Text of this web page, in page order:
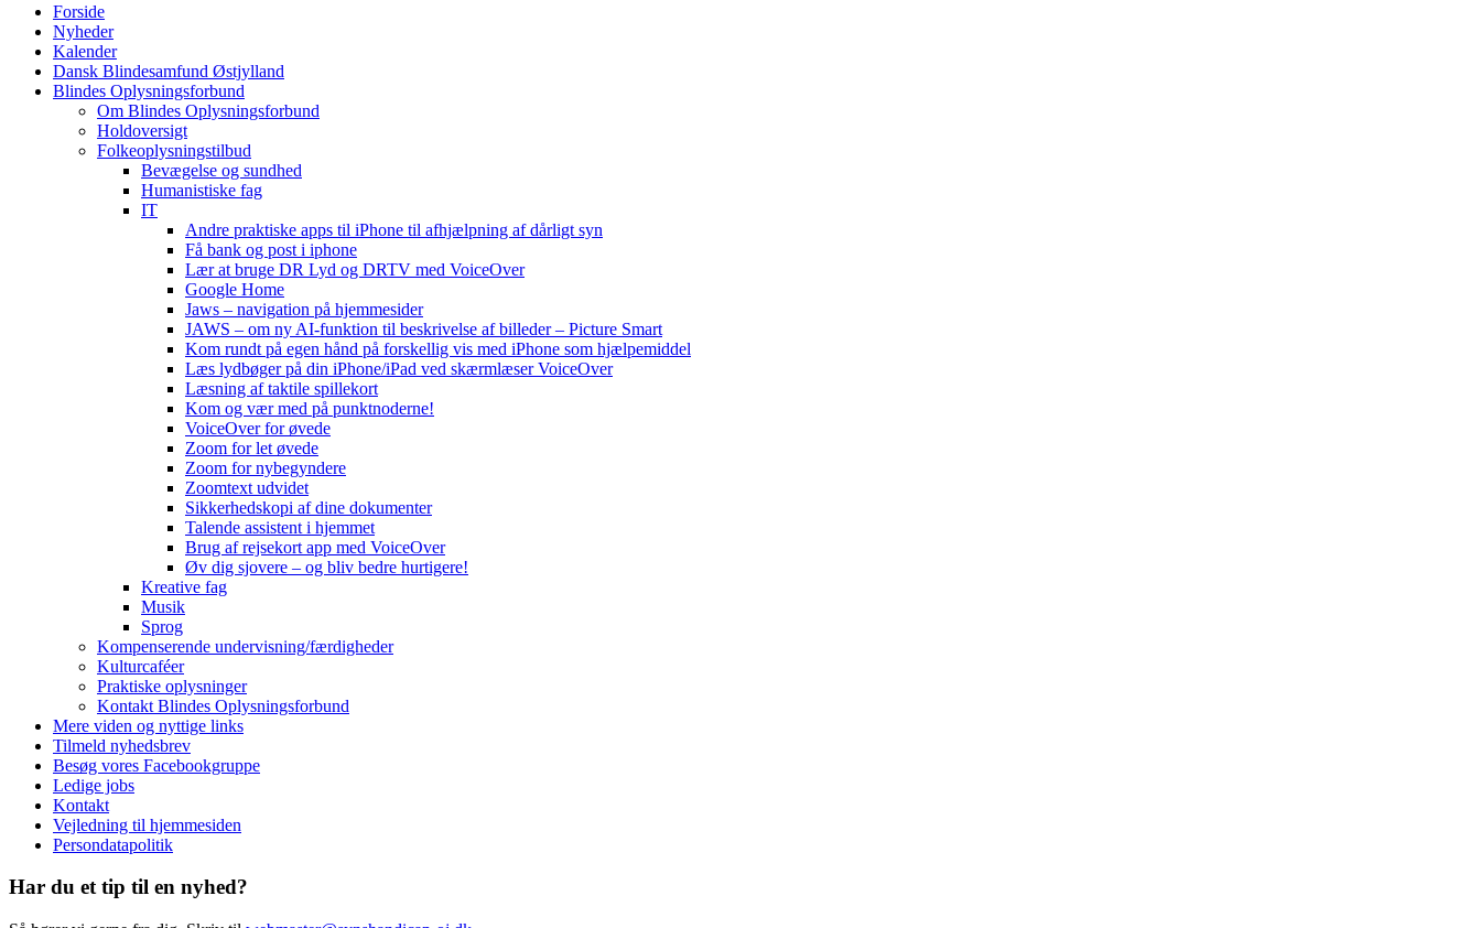
Forside
Nyheder
Kalender
Dansk Blindesamfund Østjylland
Blindes Oplysningsforbund
Om Blindes Oplysningsforbund
Holdoversigt
Folkeoplysningstilbud
Bevægelse og sundhed
Humanistiske fag
IT
Andre praktiske apps til iPhone til afhjælpning af dårligt syn
Få bank og post i iphone
Lær at bruge DR Lyd og DRTV med VoiceOver
Google Home
Jaws – navigation på hjemmesider
JAWS – om ny AI-funktion til beskrivelse af billeder – Picture Smart
Kom rundt på egen hånd på forskellig vis med iPhone som hjælpemiddel
Læs lydbøger på din iPhone/iPad ved skærmlæser VoiceOver
Læsning af taktile spillekort
Kom og vær med på punktnoderne!
VoiceOver for øvede
Zoom for let øvede
Zoom for nybegyndere
Zoomtext udvidet
Sikkerhedskopi af dine dokumenter
Talende assistent i hjemmet
Brug af rejsekort app med VoiceOver
Øv dig sjovere – og bliv bedre hurtigere!
Kreative fag
Musik
Sprog
Kompenserende undervisning/færdigheder
Kulturcaféer
Praktiske oplysninger
Kontakt Blindes Oplysningsforbund
Mere viden og nyttige links
Tilmeld nyhedsbrev
Besøg vores Facebookgruppe
Ledige jobs
Kontakt
Vejledning til hjemmesiden
Persondatapolitik
Har du et tip til en nyhed?